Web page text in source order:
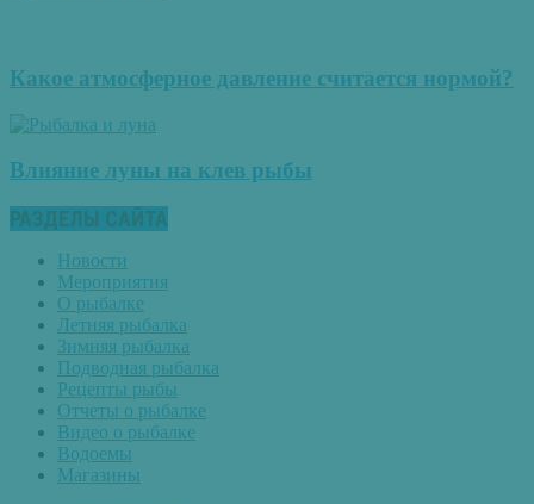
Какое атмосферное давление считается нормой?
Влияние луны на клев рыбы
РАЗДЕЛЫ САЙТА
Новости
Мероприятия
О рыбалке
Летняя рыбалка
Зимняя рыбалка
Подводная рыбалка
Рецепты рыбы
Отчеты о рыбалке
Видео о рыбалке
Водоемы
Магазины